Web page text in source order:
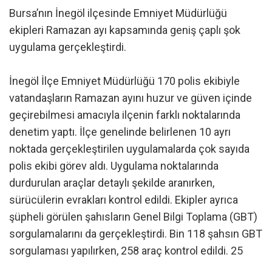
Bursa’nın İnegöl ilçesinde Emniyet Müdürlüğü
ekipleri Ramazan ayı kapsamında geniş çaplı şok
uygulama gerçekleştirdi.
İnegöl İlçe Emniyet Müdürlüğü 170 polis ekibiyle
vatandaşların Ramazan ayını huzur ve güven içinde
geçirebilmesi amacıyla ilçenin farklı noktalarında
denetim yaptı. İlçe genelinde belirlenen 10 ayrı
noktada gerçekleştirilen uygulamalarda çok sayıda
polis ekibi görev aldı. Uygulama noktalarında
durdurulan araçlar detaylı şekilde aranırken,
sürücülerin evrakları kontrol edildi. Ekipler ayrıca
şüpheli görülen şahısların Genel Bilgi Toplama (GBT)
sorgulamalarını da gerçekleştirdi. Bin 118 şahsın GBT
sorgulaması yapılırken, 258 araç kontrol edildi. 25